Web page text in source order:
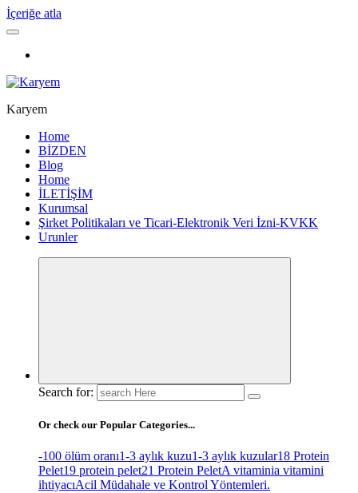
İçeriğe atla
Karyem
Home
BİZDEN
Blog
Home
İLETİŞİM
Kurumsal
Şirket Politikaları ve Ticari-Elektronik Veri İzni-KVKK
Urunler
Search for:
Or check our Popular Categories...
-100 ölüm oranı1-3 aylık kuzu1-3 aylık kuzular18 Protein
Pelet19 protein pelet21 Protein PeletA vitaminia vitamini
ihtiyacıAcil Müdahale ve Kontrol Yöntemleri.